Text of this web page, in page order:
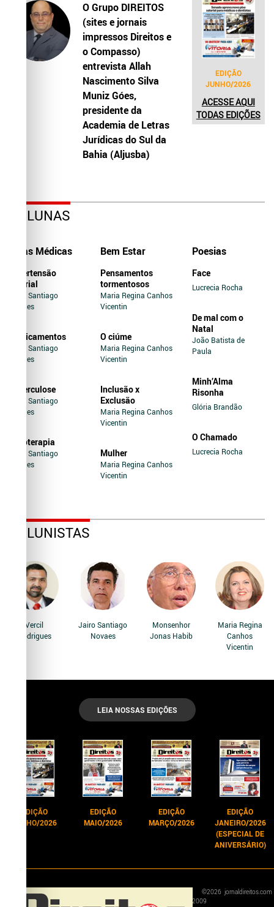
O Grupo DIREITOS
(sites e jornais
impressos Direitos e
o Compasso)
entrevista Allah
Nascimento Silva
Muniz Góes,
presidente da
Academia de Letras
Jurídicas do Sul da
Bahia (Aljusba)
EDIÇÃO
JUNHO/2026
ACESSE AQUI
TODAS EDIÇÕES
COLUNAS
Dicas Médicas
Hipertensão
Arterial
Jairo Santiago
Novaes
Medicamentos
Jairo Santiago
Novaes
Tuberculose
Jairo Santiago
Novaes
Soroterapia
Jairo Santiago
Novaes
Bem Estar
Pensamentos
tormentosos
Maria Regina Canhos
Vicentin
O ciúme
Maria Regina Canhos
Vicentin
Inclusão x
Exclusão
Maria Regina Canhos
Vicentin
Mulher
Maria Regina Canhos
Vicentin
Poesias
Face
Lucrecia Rocha
De mal com o
Natal
João Batista de
Paula
Minh’Alma
Risonha
Glória Brandão
O Chamado
Lucrecia Rocha
COLUNISTAS
Vercil
Rodrigues
Jairo Santiago
Novaes
Monsenhor
Jonas Habib
Maria Regina
Canhos
Vicentin
LEIA NOSSAS EDIÇÕES
EDIÇÃO
JUNHO/2026
EDIÇÃO
MAIO/2026
EDIÇÃO
MARÇO/2026
EDIÇÃO
JANEIRO/2026
(ESPECIAL DE
ANIVERSÁRIO)
©
2009
2026 jornaldireitos.com